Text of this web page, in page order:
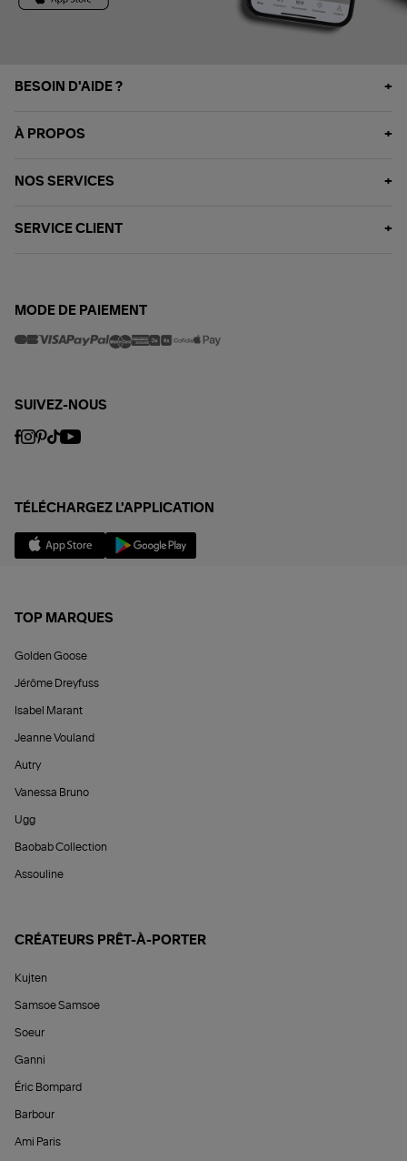
BESOIN D'AIDE ?
À PROPOS
NOS SERVICES
SERVICE CLIENT
MODE DE PAIEMENT
SUIVEZ-NOUS
TÉLÉCHARGEZ L'APPLICATION
TOP MARQUES
Golden Goose
Jérôme Dreyfuss
Isabel Marant
Jeanne Vouland
Autry
Vanessa Bruno
Ugg
Baobab Collection
Assouline
CRÉATEURS PRÊT-À-PORTER
Kujten
Samsoe Samsoe
Soeur
Ganni
Éric Bompard
Barbour
Ami Paris